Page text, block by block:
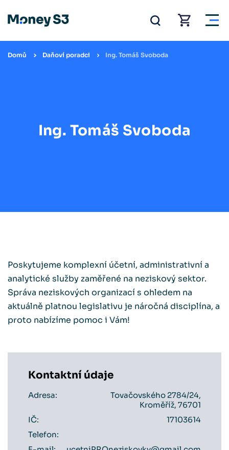
Domů Daňoví poradci Ing. Tomáš Svoboda
Ing. Tomáš Svoboda
Poskytujeme komplexní účetní, administrativní a
analytické služby zaměřené na neziskový sektor.
Správa neziskových organizací s ohledem na
aktuálně platnou legislativu je náročná disciplína, a
proto nabízíme pomoc i Vám!
Kontaktní údaje
Adresa:
Tovačovského 2784/24,
Kroměříž, 76701
IČ:
17103614
Telefon: